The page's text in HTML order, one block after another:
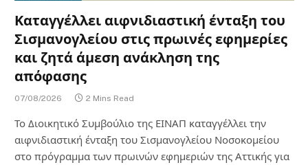
Καταγγέλλει αιφνιδιαστική ένταξη του
Σισμανογλείου στις πρωινές εφημερίες
και ζητά άμεση ανάκληση της
απόφασης
07/08/2026 2 Mins Read
Το Διοικητικό Συμβούλιο της ΕΙΝΑΠ καταγγέλλει την
αιφνιδιαστική ένταξη του Σισμανογλείου Νοσοκομείου
στο πρόγραμμα των πρωινών εφημεριών της Αττικής για